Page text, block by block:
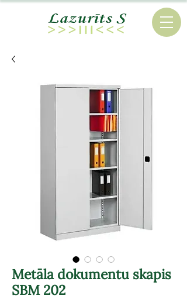
Metāla dokumentu skapis
SBM 202